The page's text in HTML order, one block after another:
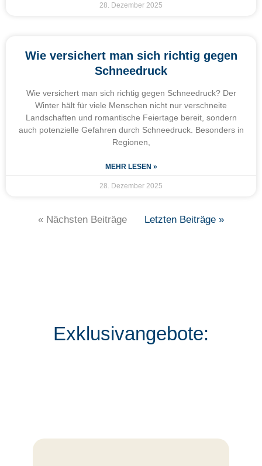
28. Dezember 2025
Wie versichert man sich richtig gegen
Schneedruck
Wie versichert man sich richtig gegen Schneedruck? Der
Winter hält für viele Menschen nicht nur verschneite
Landschaften und romantische Feiertage bereit, sondern
auch potenzielle Gefahren durch Schneedruck. Besonders in
Regionen,
MEHR LESEN »
28. Dezember 2025
« Nächsten Beiträge Letzten Beiträge »
Exklusivangebote: